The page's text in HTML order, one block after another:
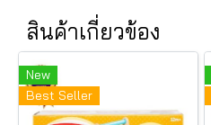
สินค้าเกี่ยวข้อง
New
Best Seller